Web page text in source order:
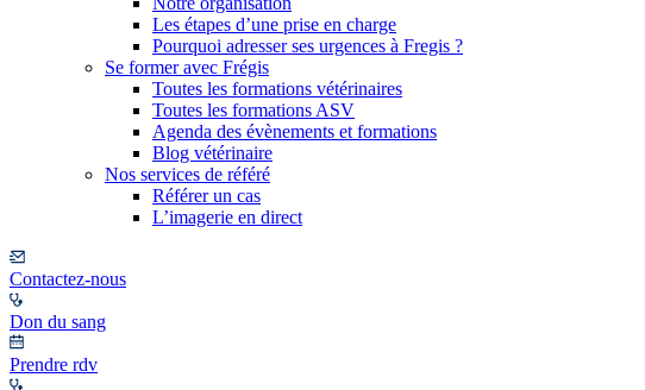
Les étapes d’une prise en charge
Pourquoi adresser ses urgences à Fregis ?
Se former avec Frégis
Toutes les formations vétérinaires
Toutes les formations ASV
Agenda des évènements et formations
Blog vétérinaire
Nos services de référé
Référer un cas
L’imagerie en direct
Contactez-nous
Don du sang
Prendre rdv